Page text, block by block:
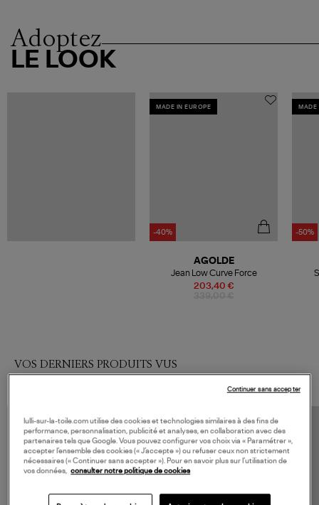
Adoptez
LE LOOK
MADE IN EUROPE
-40%
203,40 €
AGOLDE
Jean Low Curve Force
MADE
-50%
VOS DERNIERS PRODUITS VUS
lulli-sur-la-toile.com utilise des cookies et technologies similaires à des fins de
performance, personnalisation, publicité et analyses, en collaboration avec des
partenaires tels que Google. Vous pouvez configurer vos choix via « Paramétrer »,
accepter l’ensemble des cookies (« J’accepte ») ou refuser ceux non strictement
nécessaires (« Continuer sans accepter »). Pour en savoir plus sur l’utilisation de
vos données, consulter notre politique de cookies
Continuer sans accepter